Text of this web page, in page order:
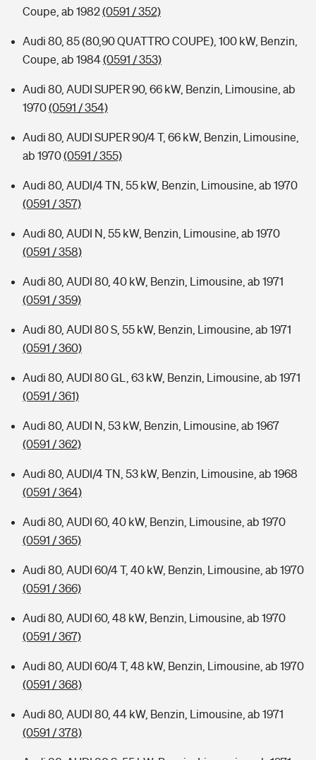
Coupe, ab 1982(0591 / 352)
Audi 80, 85 (80,90 QUATTRO COUPE), 100 kW, Benzin,
Coupe, ab 1984(0591 / 353)
Audi 80, AUDI SUPER 90, 66 kW, Benzin, Limousine, ab
1970(0591 / 354)
Audi 80, AUDI SUPER 90/4 T, 66 kW, Benzin, Limousine,
ab 1970(0591 / 355)
Audi 80, AUDI/4 TN, 55 kW, Benzin, Limousine, ab 1970
(0591 / 357)
Audi 80, AUDI N, 55 kW, Benzin, Limousine, ab 1970
(0591 / 358)
Audi 80, AUDI 80, 40 kW, Benzin, Limousine, ab 1971
(0591 / 359)
Audi 80, AUDI 80 S, 55 kW, Benzin, Limousine, ab 1971
(0591 / 360)
Audi 80, AUDI 80 GL, 63 kW, Benzin, Limousine, ab 1971
(0591 / 361)
Audi 80, AUDI N, 53 kW, Benzin, Limousine, ab 1967
(0591 / 362)
Audi 80, AUDI/4 TN, 53 kW, Benzin, Limousine, ab 1968
(0591 / 364)
Audi 80, AUDI 60, 40 kW, Benzin, Limousine, ab 1970
(0591 / 365)
Audi 80, AUDI 60/4 T, 40 kW, Benzin, Limousine, ab 1970
(0591 / 366)
Audi 80, AUDI 60, 48 kW, Benzin, Limousine, ab 1970
(0591 / 367)
Audi 80, AUDI 60/4 T, 48 kW, Benzin, Limousine, ab 1970
(0591 / 368)
Audi 80, AUDI 80, 44 kW, Benzin, Limousine, ab 1971
(0591 / 378)